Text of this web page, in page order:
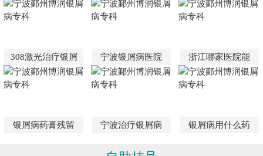
308激光治疗银屑 宁波银屑病医院 浙江哪家医院能
银屑病药膏残留 宁波治疗银屑病 银屑病用什么药